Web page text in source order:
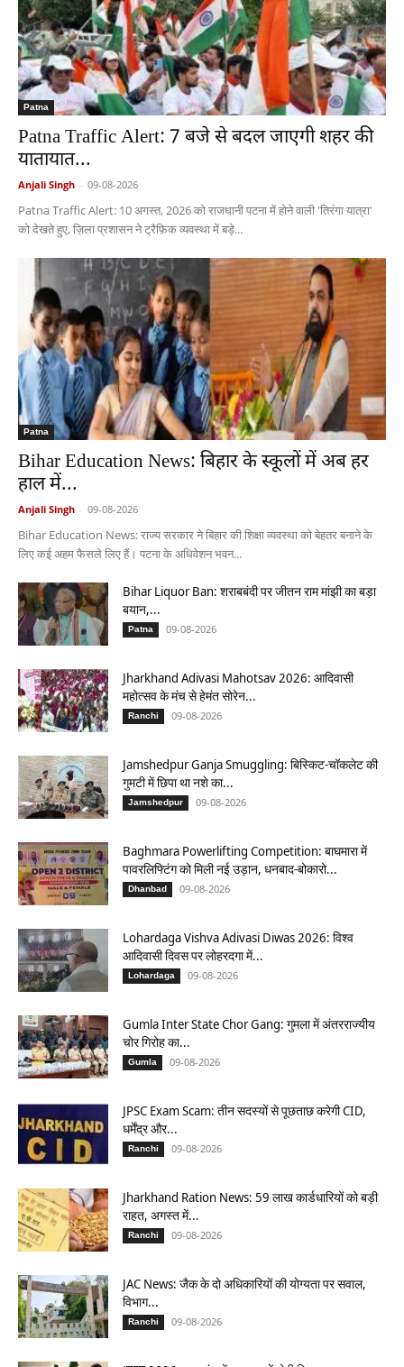
Patna
Patna Traffic Alert: 7 बजे से बदल जाएगी शहर की
यातायात...
Anjali Singh - 09-08-2026
Patna Traffic Alert: 10 अगस्त, 2026 को राजधानी पटना में होने वाली 'तिरंगा यात्रा'
को देखते हुए, ज़िला प्रशासन ने ट्रैफ़िक व्यवस्था में बड़े...
Patna
Bihar Education News: बिहार के स्कूलों में अब हर
हाल में...
Anjali Singh - 09-08-2026
Bihar Education News: राज्य सरकार ने बिहार की शिक्षा व्यवस्था को बेहतर बनाने के
लिए कई अहम फैसले लिए हैं। पटना के अधिवेशन भवन...
Bihar Liquor Ban: शराबबंदी पर जीतन राम मांझी का बड़ा
बयान,...
Patna 09-08-2026
Jharkhand Adivasi Mahotsav 2026: आदिवासी
महोत्सव के मंच से हेमंत सोरेन...
Ranchi 09-08-2026
Jamshedpur Ganja Smuggling: बिस्किट-चॉकलेट की
गुमटी में छिपा था नशे का...
Jamshedpur 09-08-2026
Baghmara Powerlifting Competition: बाघमारा में
पावरलिफ्टिंग को मिली नई उड़ान, धनबाद-बोकारो...
Dhanbad 09-08-2026
Lohardaga Vishva Adivasi Diwas 2026: विश्व
आदिवासी दिवस पर लोहरदगा में...
Lohardaga 09-08-2026
Gumla Inter State Chor Gang: गुमला में अंतरराज्यीय
चोर गिरोह का...
Gumla 09-08-2026
JPSC Exam Scam: तीन सदस्यों से पूछताछ करेगी CID,
धर्मेंद्र और...
Ranchi 09-08-2026
Jharkhand Ration News: 59 लाख कार्डधारियों को बड़ी
राहत, अगस्त में...
Ranchi 09-08-2026
JAC News: जैक के दो अधिकारियों की योग्यता पर सवाल,
विभाग...
Ranchi 09-08-2026